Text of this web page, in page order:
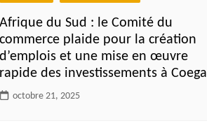
Afrique du Sud : le Comité du
commerce plaide pour la création
d’emplois et une mise en œuvre
rapide des investissements à Coega
octobre 21, 2025